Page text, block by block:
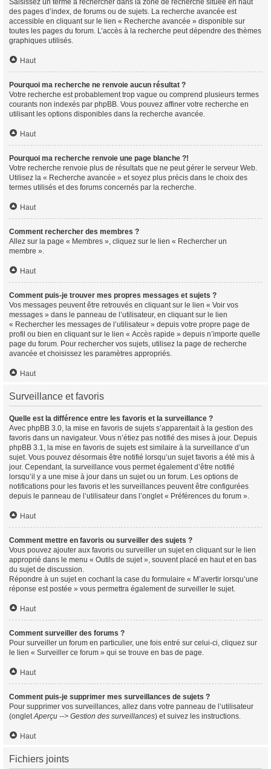
Saisissez un terme à rechercher dans la zone de recherche située en haut
des pages d’index, de forums ou de sujets. La recherche avancée est
accessible en cliquant sur le lien « Recherche avancée » disponible sur
toutes les pages du forum. L’accès à la recherche peut dépendre des thèmes
graphiques utilisés.
Haut
Pourquoi ma recherche ne renvoie aucun résultat ?
Votre recherche est probablement trop vague ou comprend plusieurs termes
courants non indexés par phpBB. Vous pouvez affiner votre recherche en
utilisant les options disponibles dans la recherche avancée.
Haut
Pourquoi ma recherche renvoie une page blanche ?!
Votre recherche renvoie plus de résultats que ne peut gérer le serveur Web.
Utilisez la « Recherche avancée » et soyez plus précis dans le choix des
termes utilisés et des forums concernés par la recherche.
Haut
Comment rechercher des membres ?
Allez sur la page « Membres », cliquez sur le lien « Rechercher un
membre ».
Haut
Comment puis-je trouver mes propres messages et sujets ?
Vos messages peuvent être retrouvés en cliquant sur le lien « Voir vos
messages » dans le panneau de l’utilisateur, en cliquant sur le lien
« Rechercher les messages de l’utilisateur » depuis votre propre page de
profil ou bien en cliquant sur le lien « Accès rapide » depuis n’importe quelle
page du forum. Pour rechercher vos sujets, utilisez la page de recherche
avancée et choisissez les paramètres appropriés.
Haut
Surveillance et favoris
Quelle est la différence entre les favoris et la surveillance ?
Avec phpBB 3.0, la mise en favoris de sujets s’apparentait à la gestion des
favoris dans un navigateur. Vous n’étiez pas notifié des mises à jour. Depuis
phpBB 3.1, la mise en favoris de sujets est similaire à la surveillance d’un
sujet. Vous pouvez désormais être notifié lorsqu’un sujet favoris a été mis à
jour. Cependant, la surveillance vous permet également d’être notifié
lorsqu’il y a une mise à jour dans un sujet ou un forum. Les options de
notifications pour les favoris et les surveillances peuvent être configurées
depuis le panneau de l’utilisateur dans l’onglet « Préférences du forum ».
Haut
Comment mettre en favoris ou surveiller des sujets ?
Vous pouvez ajouter aux favoris ou surveiller un sujet en cliquant sur le lien
approprié dans le menu « Outils de sujet », souvent placé en haut et en bas
du sujet de discussion.
Répondre à un sujet en cochant la case du formulaire « M’avertir lorsqu’une
réponse est postée » vous permettra également de surveiller le sujet.
Haut
Comment surveiller des forums ?
Pour surveiller un forum en particulier, une fois entré sur celui-ci, cliquez sur
le lien « Surveiller ce forum » qui se trouve en bas de page.
Haut
Comment puis-je supprimer mes surveillances de sujets ?
Pour supprimer vos surveillances, allez dans votre panneau de l’utilisateur
(ongletAperçu --> Gestion des surveillances) et suivez les instructions.
Haut
Fichiers joints